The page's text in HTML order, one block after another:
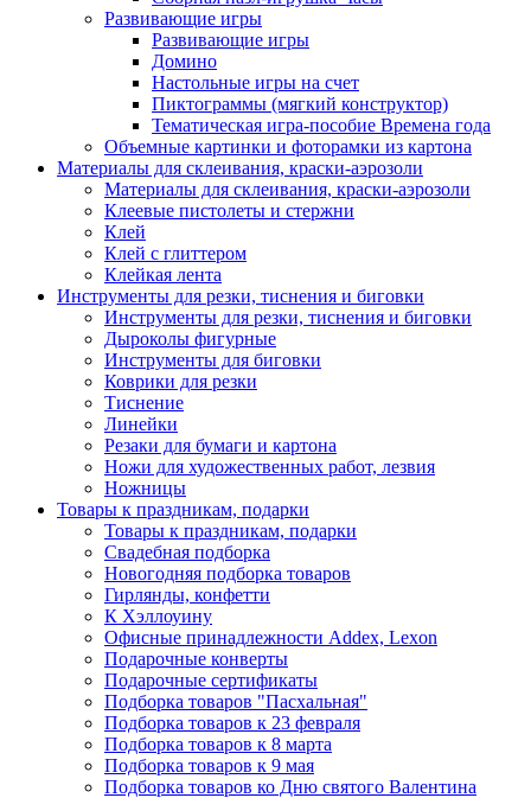
Развивающие игры
Развивающие игры
Домино
Настольные игры на счет
Пиктограммы (мягкий конструктор)
Тематическая игра-пособие Времена года
Объемные картинки и фоторамки из картона
Материалы для склеивания, краски-аэрозоли
Материалы для склеивания, краски-аэрозоли
Клеевые пистолеты и стержни
Клей
Клей с глиттером
Клейкая лента
Инструменты для резки, тиснения и биговки
Инструменты для резки, тиснения и биговки
Дыроколы фигурные
Инструменты для биговки
Коврики для резки
Тиснение
Линейки
Резаки для бумаги и картона
Ножи для художественных работ, лезвия
Ножницы
Товары к праздникам, подарки
Товары к праздникам, подарки
Свадебная подборка
Новогодняя подборка товаров
Гирлянды, конфетти
К Хэллоуину
Офисные принадлежности Addex, Lexon
Подарочные конверты
Подарочные сертификаты
Подборка товаров "Пасхальная"
Подборка товаров к 23 февраля
Подборка товаров к 8 марта
Подборка товаров к 9 мая
Подборка товаров ко Дню святого Валентина